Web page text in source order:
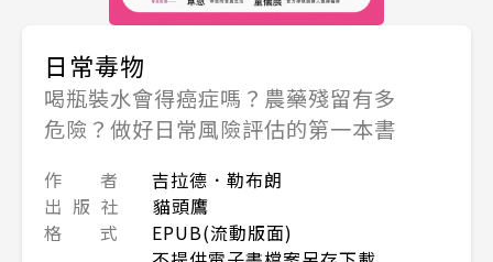
日常毒物
喝瓶裝水會得癌症嗎？農藥殘留有多
危險？做好日常風險評估的第一本書
作 者
吉拉德．勒布朗
出 版 社
貓頭鷹
格 式
EPUB(流動版面)